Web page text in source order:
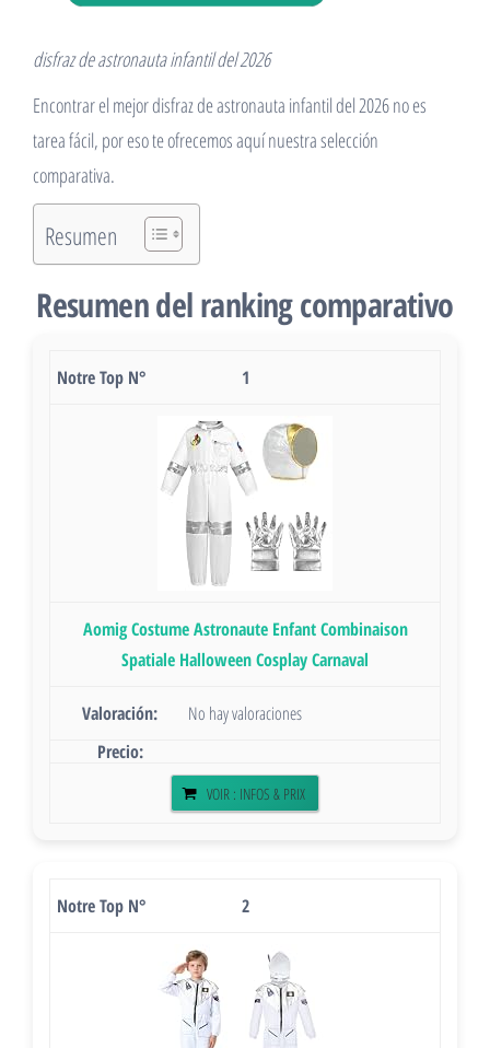
disfraz de astronauta infantil del 2026
Encontrar el mejor disfraz de astronauta infantil del 2026 no es
tarea fácil, por eso te ofrecemos aquí nuestra selección
comparativa.
Resumen
Resumen del ranking comparativo
1
Aomig Costume Astronaute Enfant Combinaison
Spatiale Halloween Cosplay Carnaval
No hay valoraciones
VOIR : INFOS & PRIX
2